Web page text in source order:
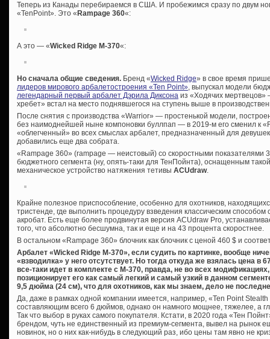
Теперь из Канады перебираемся в США. И пробежимся сразу по двум
«TenPoint». Это « Rampage 360«:
А это — «Wicked Ridge M-370«:
Но сначала общие сведения. Бренд «Wicked Ridge» в свое время
лидеров мирового арбалетостроения «Ten Point», выпускал модели
легендарный первый арбалет Дэрила Диксона из «Ходячих
хребет» встал на место поднявшегося на ступень выше в
После снятия с производства «Warrior» — простенькой модели,
без наимоднейшей ныне компоновки буллпап — в 2019-м его сменил к
«облегченный» во всех смыслах арбалет, предназначенный для
добавились еще два собрата.
«Rampage 360» (rampage — неистовый) со скоростными показателями
бюджетного сегмента (ну, опять-таки для ТенПойнта), оснащенным
механическое устройство натяжения тетивы ACUdraw.
Крайне полезное приспособление, особенно для охотников,
тристенде, где выполнить процедуру взведения классическим
акробат. Есть еще более продвинутая версия ACUdraw Pro,
того, что абсолютно бесшумна, так и еще и на 43 процента скоростнее.
В остальном «Rampage 360» блочник как блочник с ценой 460 $ и
Арбалет «Wicked Ridge M-370», если судить по картинке, вообще
«взводилка» у него отсутствует. Но тогда откуда же взялась цена
все-таки идет в комплекте с М-370, правда, не во всех
позиционирует его как самый легкий и самый узкий в данном
9,5 дюйма (24 см), что для охотников, как мы знаем, дело не
Да, даже в рамках одной компании имеется, например, «Ten Point
составляющим всего 6 дюймов, однако он намного мощнее, тяжелее, а
Так что выбор в руках самого покупателя. Кстати, в 2020 года «Тен
брендом, чуть не единственный из премиум-сегмента, вывел на рынок
новинок, но о них как-нибудь в следующий раз, ибо цены там явно не